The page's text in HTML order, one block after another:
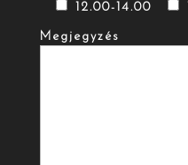
12.00-14.00
Megjegyzés